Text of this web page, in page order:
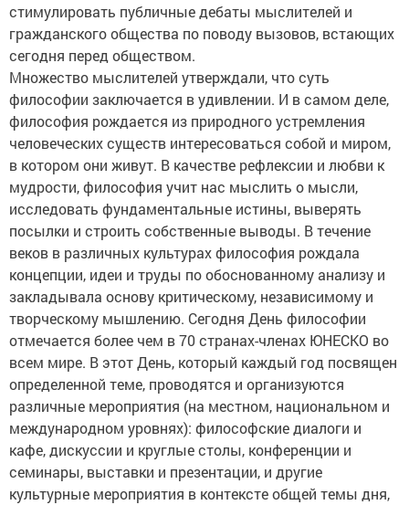
стимулировать публичные дебаты мыслителей и
гражданского общества по поводу вызовов, встающих
сегодня перед обществом.
Множество мыслителей утверждали, что суть
философии заключается в удивлении. И в самом деле,
философия рождается из природного устремления
человеческих существ интересоваться собой и миром,
в котором они живут. В качестве рефлексии и любви к
мудрости, философия учит нас мыслить о мысли,
исследовать фундаментальные истины, выверять
посылки и строить собственные выводы. В течение
веков в различных культурах философия рождала
концепции, идеи и труды по обоснованному анализу и
закладывала основу критическому, независимому и
творческому мышлению. Сегодня День философии
отмечается более чем в 70 странах-членах ЮНЕСКО во
всем мире. В этот День, который каждый год посвящен
определенной теме, проводятся и организуются
различные мероприятия (на местном, национальном и
международном уровнях): философские диалоги и
кафе, дискуссии и круглые столы, конференции и
семинары, выставки и презентации, и другие
культурные мероприятия в контексте общей темы дня,